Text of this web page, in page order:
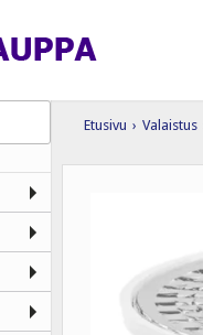
Etusivu › Valaistus